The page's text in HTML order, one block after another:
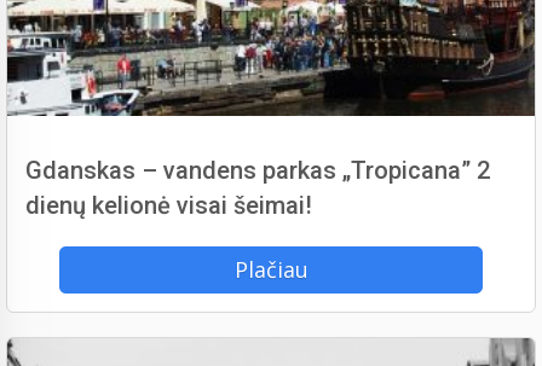
Gdanskas – vandens parkas „Tropicana” 2
dienų kelionė visai šeimai!
Plačiau